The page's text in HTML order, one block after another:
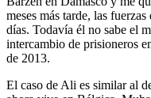
meses más tarde, las
días. Todavía él no sabe el
intercambio de prisioneros
de 2013.
El caso de Ali es similar al